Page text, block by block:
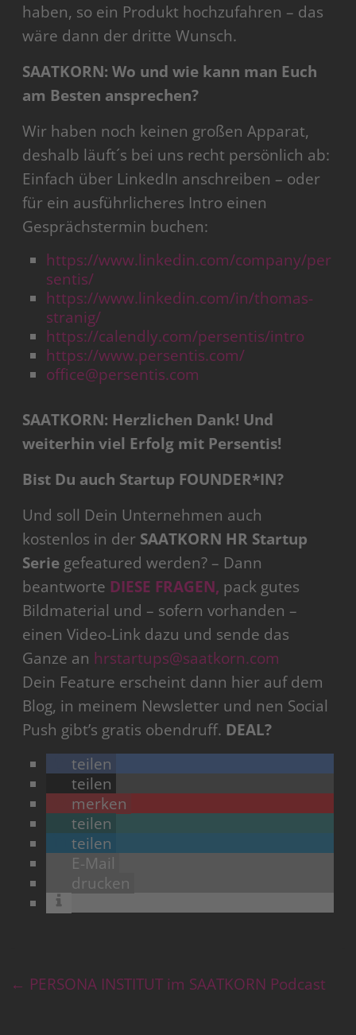
haben, so ein Produkt hochzufahren – das
wäre dann der dritte Wunsch.
SAATKORN: Wo und wie kann man Euch
am Besten ansprechen?
Wir haben noch keinen großen Apparat,
deshalb läuft´s bei uns recht persönlich ab:
Einfach über LinkedIn anschreiben – oder
für ein ausführlicheres Intro einen
Gesprächstermin buchen:
https://www.linkedin.com/company/per
sentis/
https://www.linkedin.com/in/thomas-
stranig/
https://calendly.com/persentis/intro
https://www.persentis.com/
office@persentis.com
SAATKORN: Herzlichen Dank! Und
weiterhin viel Erfolg mit Persentis!
Bist Du auch Startup FOUNDER*IN?
Und soll Dein Unternehmen auch
kostenlos in der SAATKORN HR Startup
Serie gefeatured werden? – Dann
beantworte DIESE FRAGEN, pack gutes
Bildmaterial und – sofern vorhanden –
einen Video-Link dazu und sende das
Ganze an hrstartups@saatkorn.com
Dein Feature erscheint dann hier auf dem
Blog, in meinem Newsletter und nen Social
Push gibt’s gratis obendruff. DEAL?
teilen
teilen
merken
teilen
teilen
E-Mail
drucken
← PERSONA INSTITUT im SAATKORN Podcast